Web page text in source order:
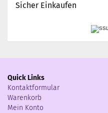
Sicher Einkaufen
Quick Links
Kontaktformular
Warenkorb
Mein Konto